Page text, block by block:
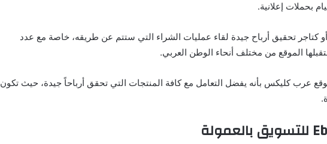
بحملات إعلانية.
كتاجر تحقيق أرباح جيدة لقاء عمليات الشراء التي ستتم عن طريقه، خاصة مع عدد
الموقع من مختلف أنحاء الوطن العربي.
عرب كليكس بأنه يفضل التعامل مع كافة المنتجات التي تحقق أرباحاً جيدة، حيث تكون